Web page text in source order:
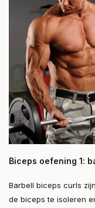
Biceps oefening 1:
Barbell biceps curls
de biceps te isoleren